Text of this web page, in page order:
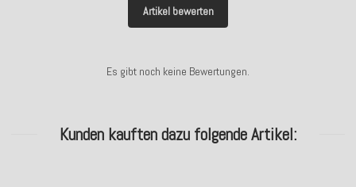
Artikel bewerten
Es gibt noch keine Bewertungen.
Kunden kauften dazu folgende Artikel: